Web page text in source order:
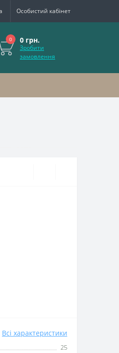
Особистий кабінет
0 0 грн.
Зробити
замовлення
Всі характеристики
25